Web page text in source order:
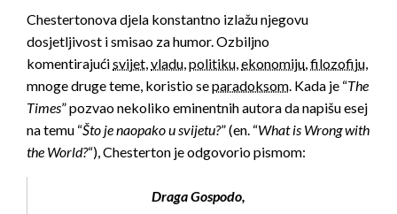
Chestertonova djela konstantno izlažu njegovu
dosjetljivost i smisao za humor. Ozbiljno
komentirajućisvijet,vladu,politiku,ekonomiju,filozofiju,
mnoge druge teme, koristio separadoksom. Kada je “The
Times” pozvao nekoliko eminentnih autora da napišu esej
na temu “Što je naopako u svijetu?” (en. “What is Wrong with
the World?“), Chesterton je odgovorio pismom:
Draga Gospodo,